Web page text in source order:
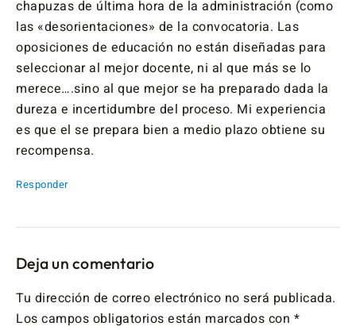
chapuzas de última hora de la administración (como
las «desorientaciones» de la convocatoria. Las
oposiciones de educación no están diseñadas para
seleccionar al mejor docente, ni al que más se lo
merece….sino al que mejor se ha preparado dada la
dureza e incertidumbre del proceso. Mi experiencia
es que el se prepara bien a medio plazo obtiene su
recompensa.
Responder
Deja un comentario
Tu dirección de correo electrónico no será publicada.
Los campos obligatorios están marcados con *